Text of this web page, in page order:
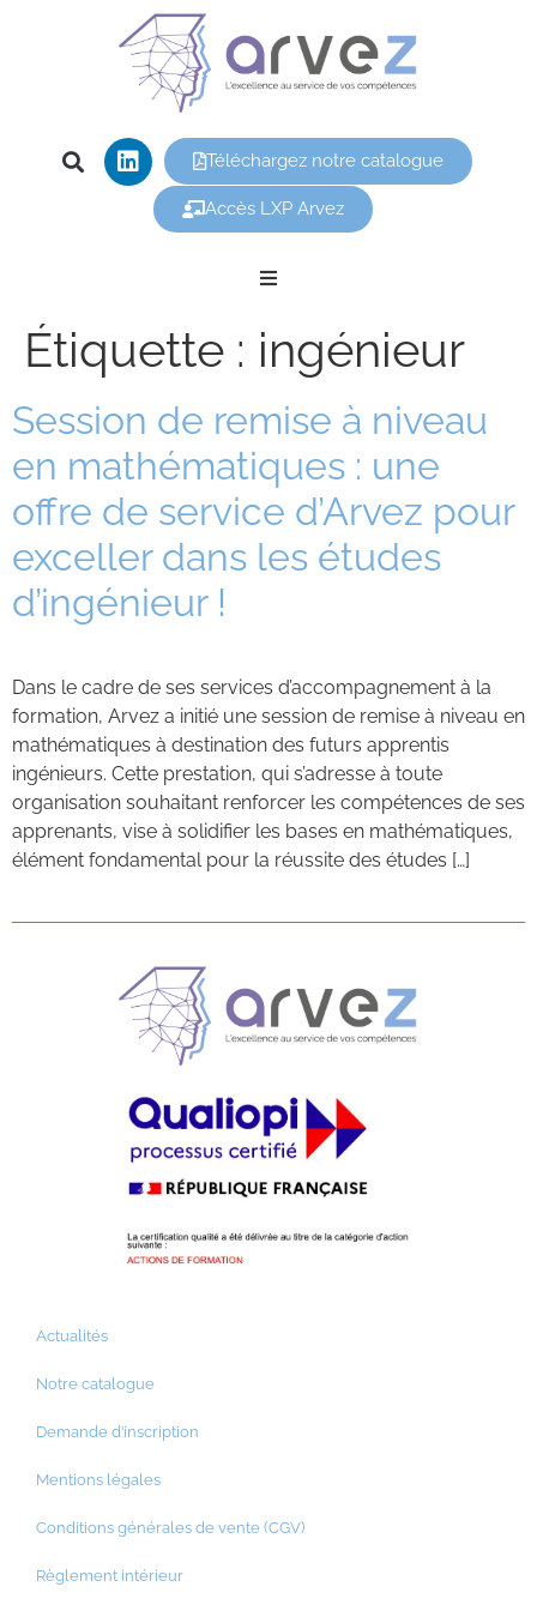
Téléchargez notre catalogue
Accès LXP Arvez
Nos offres
Nos formations
Vous êtes
Contacts
Étiquette : ingénieur
Session de remise à niveau
en mathématiques : une
offre de service d’Arvez pour
exceller dans les études
d’ingénieur !
Dans le cadre de ses services d’accompagnement à la
formation, Arvez a initié une session de remise à niveau en
mathématiques à destination des futurs apprentis
ingénieurs. Cette prestation, qui s’adresse à toute
organisation souhaitant renforcer les compétences de ses
apprenants, vise à solidifier les bases en mathématiques,
élément fondamental pour la réussite des études […]
Actualités
Notre catalogue
Demande d’inscription
Mentions légales
Conditions générales de vente (CGV)
Règlement intérieur